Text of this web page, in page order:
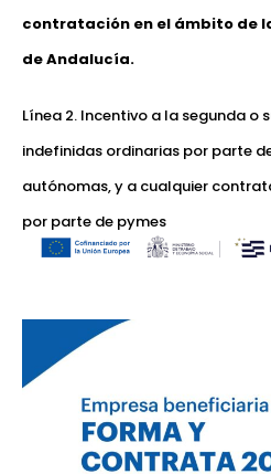
contratación en el ámbito de
de Andalucía.
Línea 2. Incentivo a la segunda o
indefinidas ordinarias por parte
autónomas, y a cualquier
por parte de pymes